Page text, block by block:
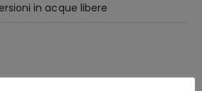
in acque libere